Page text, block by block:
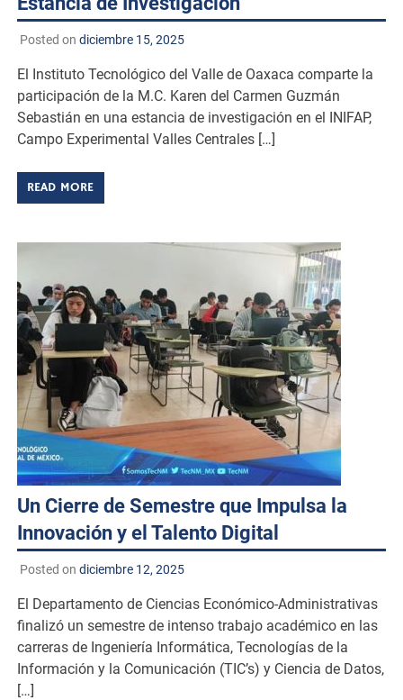
Posted on diciembre 15, 2025
El Instituto Tecnológico del Valle de Oaxaca comparte la
participación de la M.C. Karen del Carmen Guzmán
Sebastián en una estancia de investigación en el INIFAP,
Campo Experimental Valles Centrales […]
READ MORE
Un Cierre de Semestre que Impulsa la
Innovación y el Talento Digital
Posted on diciembre 12, 2025
El Departamento de Ciencias Económico-Administrativas
finalizó un semestre de intenso trabajo académico en las
carreras de Ingeniería Informática, Tecnologías de la
Información y la Comunicación (TIC’s) y Ciencia de Datos,
[…]